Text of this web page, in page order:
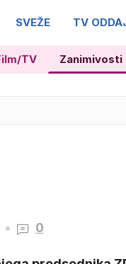
SVEŽE TV
TV Zanimivosti
0